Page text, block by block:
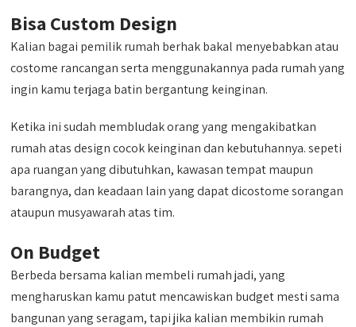
Bisa Custom Design
Kalian bagai pemilik rumah berhak bakal menyebabkan atau
costome rancangan serta menggunakannya pada rumah yang
ingin kamu terjaga batin bergantung keinginan.
Ketika ini sudah membludak orang yang mengakibatkan
rumah atas design cocok keinginan dan kebutuhannya. sepeti
apa ruangan yang dibutuhkan, kawasan tempat maupun
barangnya, dan keadaan lain yang dapat dicostome sorangan
ataupun musyawarah atas tim.
On Budget
Berbeda bersama kalian membeli rumah jadi, yang
mengharuskan kamu patut mencawiskan budget mesti sama
bangunan yang seragam, tapi jika kalian membikin rumah